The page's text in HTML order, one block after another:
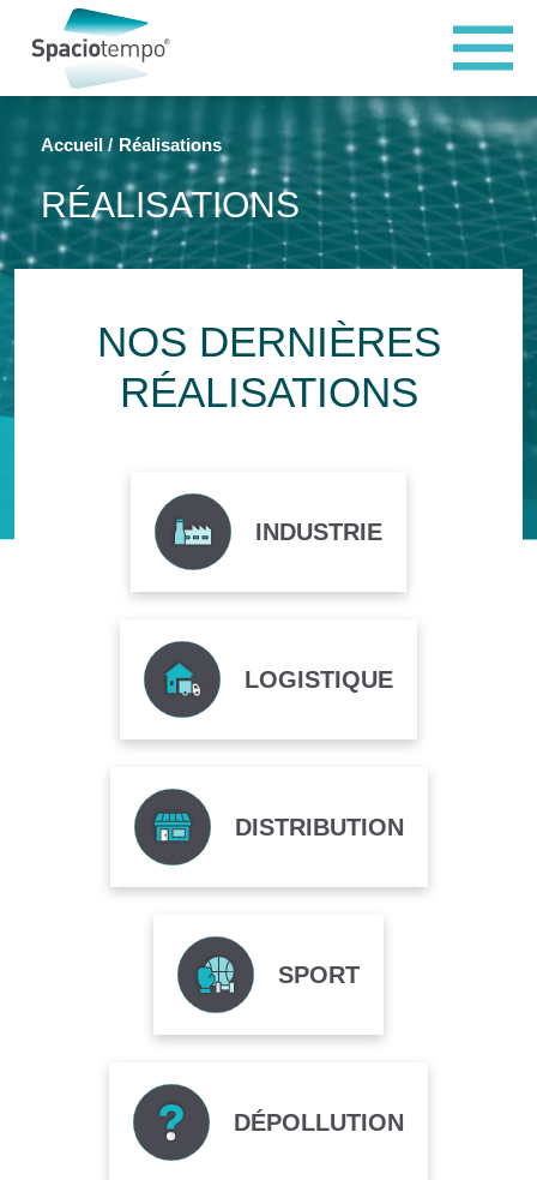
Accueil Réalisations
RÉALISATIONS
NOS DERNIÈRES
RÉALISATIONS
INDUSTRIE
LOGISTIQUE
DISTRIBUTION
SPORT
DÉPOLLUTION
Panneau de gestion des cookies